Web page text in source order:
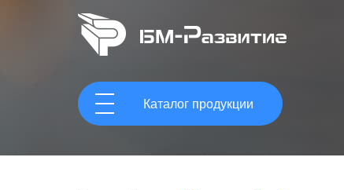
Каталог продукции